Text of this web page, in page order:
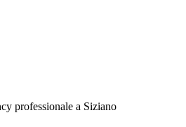
professionale a Siziano